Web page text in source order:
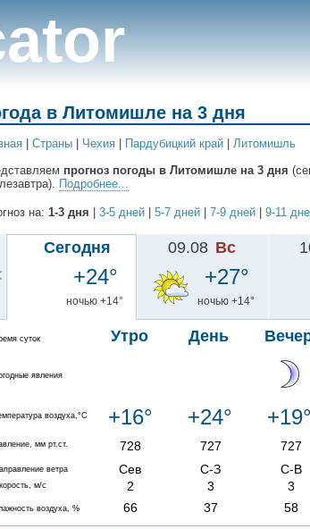
в Литомишле на 3 дня
Cтраны Чехия Пардубицкий край
Литомишль
прогноз погоды в Литомишле на 3 дня
Подробнее...
на: 1-3 дня 3-5 дней 5-7 дней 7-9 дней 9-11
Сегодня
+24°
ночью +14°
суток Утро День
явления
воздуха,°C +16° +24° +19°
мм рт.ст. 728 727 727
ветра Сев С-З С-В
м/с 2 3 3
воздуха, % 66 37 58
09.08 Вс
+27°
ночью +14°